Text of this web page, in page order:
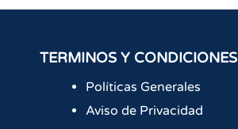
TERMINOS Y CONDICIONES
Políticas Generales
Aviso de Privacidad